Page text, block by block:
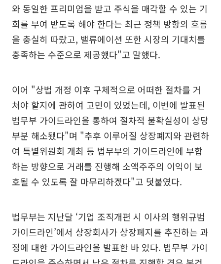
와 동일한 프리미엄을 받고 주식을 매각할 수 있는 기
회를 부여 받도록 해야 한다는 최근 정책 방향의 흐름
을 충실히 따랐고, 밸류에이션 또한 시장의 기대치를
충족하는 수준으로 제공했다"고 말했다.
이어 "상법 개정 이후 구체적으로 어떠한 절차를 거
쳐야 할지에 관하여 고민이 있었는데, 이번에 발표된
법무부 가이드라인을 통하여 절차적 불확실성이 상당
부분 해소됐다"며 "추후 이루어질 상장폐지와 관련하
여 특별위원회 개최 등 법무부의 가이드라인에 부합
하는 방향으로 거래를 진행해 소액주주의 이익이 보
호될 수 있도록 잘 마무리하겠다"고 덧붙였다.
법무부는 지난달 ‘기업 조직개편 시 이사의 행위규범
가이드라인’에서 상장회사가 상장폐지를 추진하는 과
정에 대한 가이드라인을 발표한 바 있다. 법무부 가이